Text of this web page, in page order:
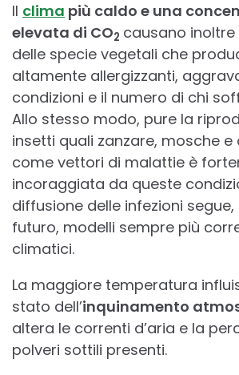
Il clima più caldo e una
elevata di CO2 causano
delle specie vegetali che
altamente allergizzanti,
condizioni e il numero di chi
Allo stesso modo, pure la
insetti quali zanzare, mosche e
come vettori di malattie è
incoraggiata da queste
diffusione delle infezioni segue,
futuro, modelli sempre più
climatici.
La maggiore temperatura
stato dell’inquinamento
altera le correnti d’aria e la
polveri sottili presenti.